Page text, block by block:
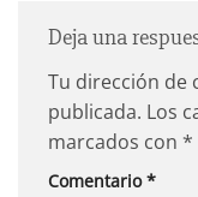
Deja una
Tu dirección de
publicada. Los
marcados con *
Comentario*